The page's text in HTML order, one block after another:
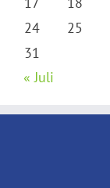
24
25
31
« Juli